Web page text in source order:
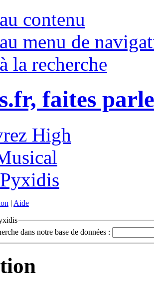
contenu
menu de
la recherche
faites
| Aide
dans notre base de données :